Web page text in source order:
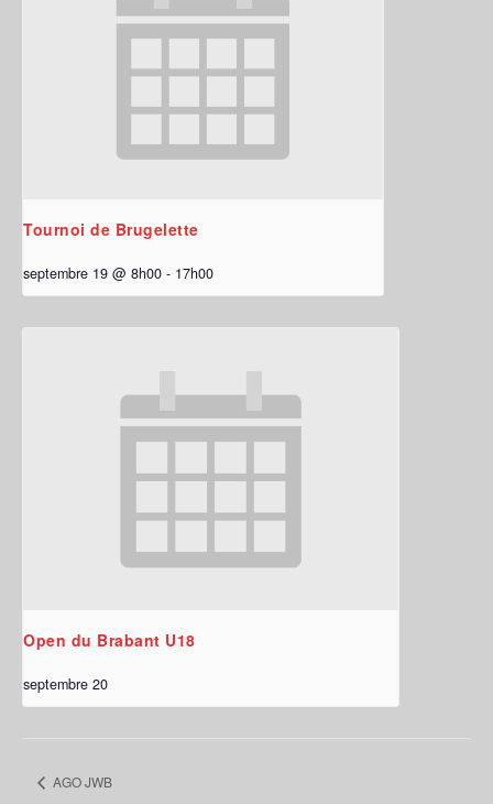
Tournoi de Brugelette
septembre 19 @ 8h00 - 17h00
Open du Brabant U18
septembre 20
AGO JWB